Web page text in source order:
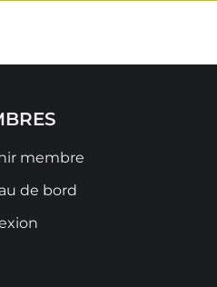
membre
de bord